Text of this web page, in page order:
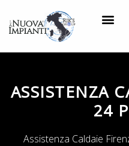
ASSISTENZA
24
Assistenza Caldaie